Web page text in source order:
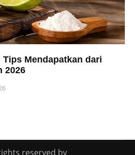
Mendapatkan dari
2026
reserved by